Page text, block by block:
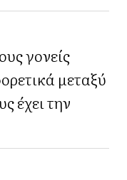
γονείς
μεταξύ
έχει την